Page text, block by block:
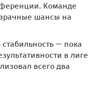
Команде
шансы на
— пока
в лиге
всего два